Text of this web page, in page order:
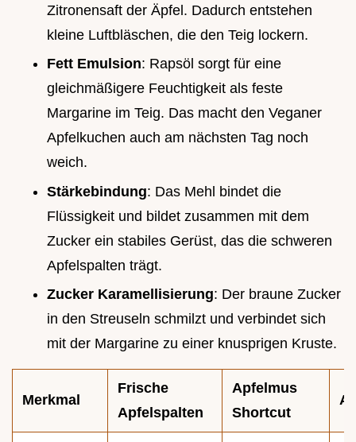
Zitronensaft der Äpfel. Dadurch entstehen
kleine Luftbläschen, die den Teig lockern.
Fett Emulsion: Rapsöl sorgt für eine
gleichmäßigere Feuchtigkeit als feste
Margarine im Teig. Das macht den Veganer
Apfelkuchen auch am nächsten Tag noch
weich.
Stärkebindung: Das Mehl bindet die
Flüssigkeit und bildet zusammen mit dem
Zucker ein stabiles Gerüst, das die schweren
Apfelspalten trägt.
Zucker Karamellisierung: Der braune Zucker
in den Streuseln schmilzt und verbindet sich
mit der Margarine zu einer knusprigen Kruste.
Merkmal
Frische
Apfelspalten
Apfelmus
Shortcut